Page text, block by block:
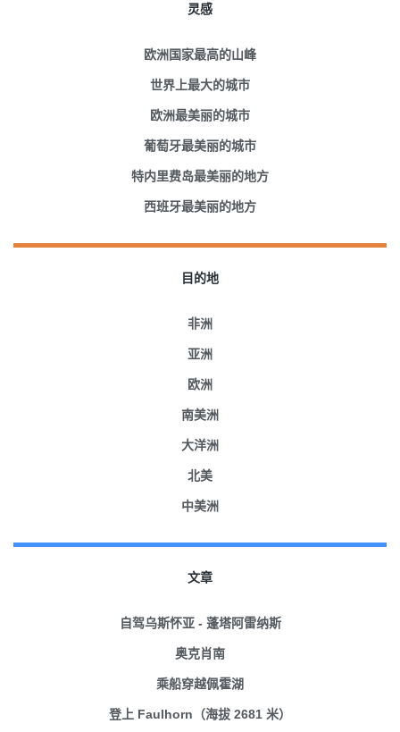
灵感
欧洲国家最高的山峰
世界上最大的城市
欧洲最美丽的城市
葡萄牙最美丽的城市
特内里费岛最美丽的地方
西班牙最美丽的地方
目的地
非洲
亚洲
欧洲
南美洲
大洋洲
北美
中美洲
文章
自驾乌斯怀亚 - 蓬塔阿雷纳斯
奥克肖南
乘船穿越佩霍湖
登上 Faulhorn（海拔 2681 米）